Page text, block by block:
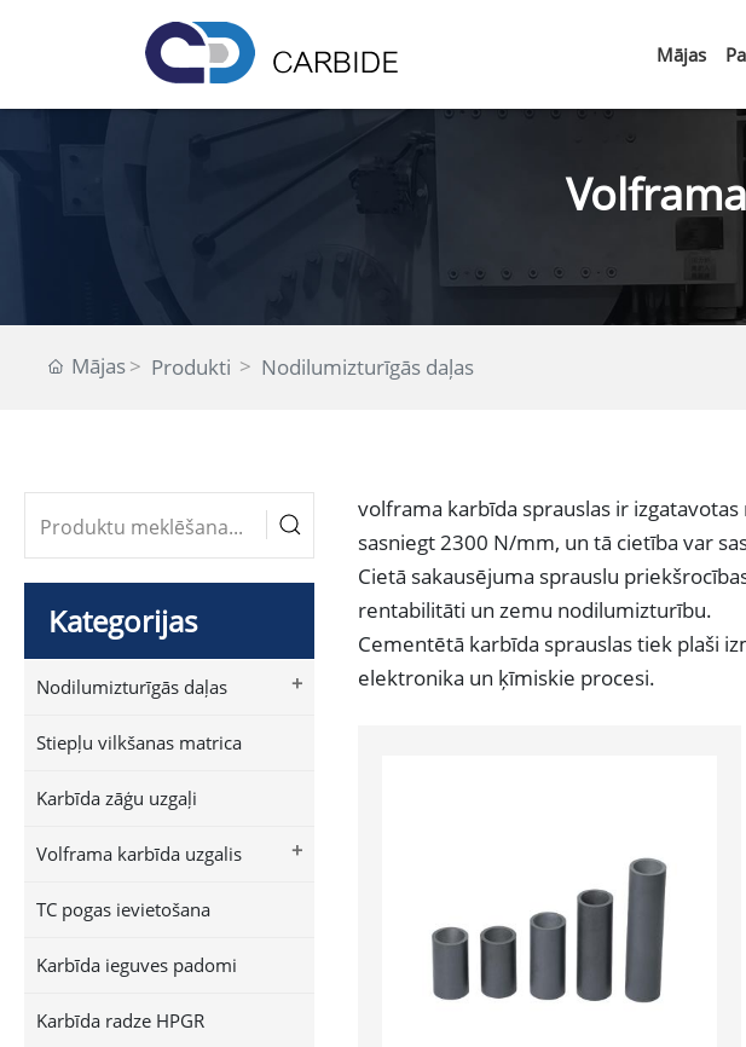
Mājas
Mājas Produkti Nodilumizturīgās daļas
Kategorijas
+
Nodilumizturīgās daļas
Stiepļu vilkšanas matrica
Karbīda zāģu uzgaļi
+
Volframa karbīda uzgalis
TC pogas ievietošana
Karbīda ieguves padomi
Karbīda radze HPGR
volframa karbīda sprauslas ir
sasniegt 2300 N/mm, un tā cietība var
Cietā sakausējuma sprauslu
rentabilitāti un zemu nodilumizturību.
Cementētā karbīda sprauslas tiek plaši
elektronika un ķīmiskie procesi.